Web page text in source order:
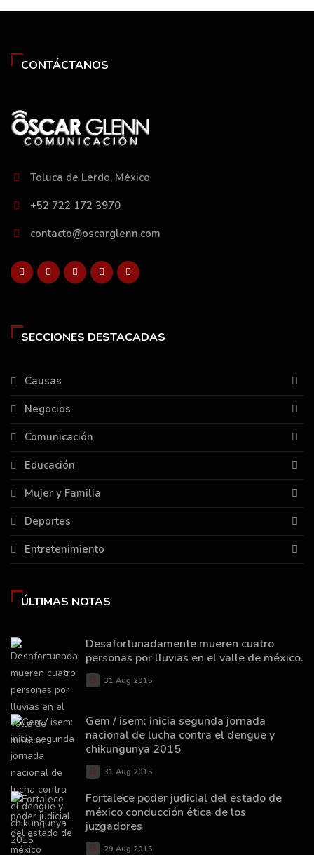
CONTÁCTANOS
Toluca de Lerdo, México
+52 722 172 3970
contacto@oscarglenn.com
SECCIONES DESTACADAS
Causas
Negocios
Comunicación
Educación
Mujer y Familia
Deportes
Entretenimiento
ÚLTIMAS NOTAS
Desafortunadamente mueren cuatro
personas por lluvias en el valle de méxico.
31 Aug 2015
Gem / isem: inicia segunda jornada
nacional de lucha contra el dengue y
chikungunya 2015
31 Aug 2015
Fortalece poder judicial del estado de
méxico conducción ética de los
juzgadores
29 Aug 2015